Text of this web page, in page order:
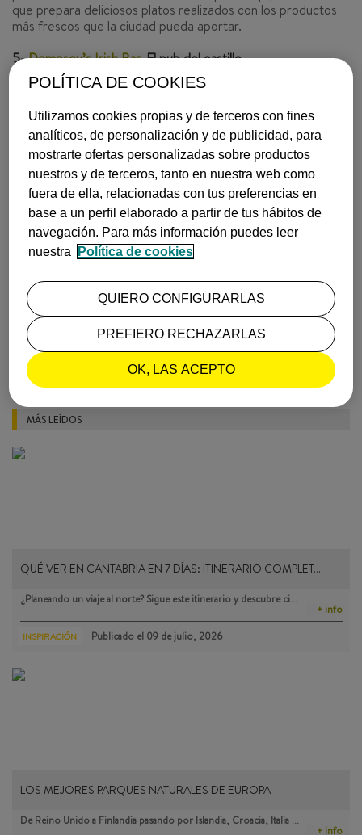
que prepara deliciosos platos realizados con los productos
más frescos que la ciudad pueda aportar.
5-Dempsey’s Irish Bar. El pub del castillo
15, Castle street
Si estás en Cardiff visitando su famoso castillo, uno de los
iconos de la ciudad, no puedes pasar por alto este agradable
pub irlandés situado justo enfrente de su entrada principal.
Promete música en directo y noches llenas de diversión; el
lugar perfecto para tomarse unas típicas Guinness oHarp
Lagery empaparse de toda la esencia gaélica.
¡Anímate! ¡Consulta nuestros precios aquí!
Texto deScanner FM
Imagen deBkkbrad
INSPIRACIÓN
SCANNERFM |
03 de marzo, 2015
MÁS LEÍDOS
QUÉ VER EN CANTABRIA EN 7 DÍAS: ITINERARIO COMPLET…
¿Planeando un viaje al norte? Sigue este itinerario y descubre ci…
+ info
INSPIRACIÓN Publicado el 09 de julio, 2026
LOS MEJORES PARQUES NATURALES DE EUROPA
De Reino Unido a Finlandia pasando por Islandia, Croacia, Italia …
+ info
POLÍTICA DE COOKIES
Utilizamos cookies propias y de terceros con fines
analíticos, de personalización y de publicidad, para
mostrarte ofertas personalizadas sobre productos
nuestros y de terceros, tanto en nuestra web como
fuera de ella, relacionadas con tus preferencias en
base a un perfil elaborado a partir de tus hábitos de
navegación. Para más información puedes leer
nuestra
Política de cookies
PREFIERO RECHAZARLAS
OK, LAS ACEPTO
QUIERO CONFIGURARLAS